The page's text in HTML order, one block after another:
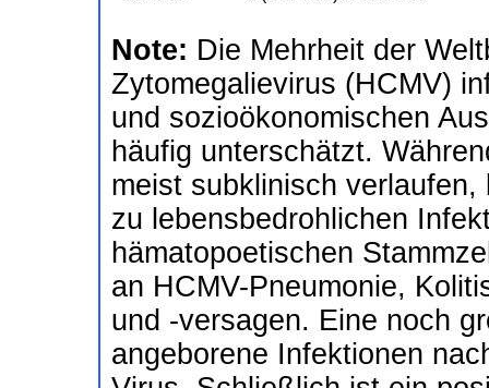
Note: Die Mehrheit der
Zytomegalievirus (HCMV)
und sozioökonomischen
häufig unterschätzt.
meist subklinisch
zu lebensbedrohlichen
hämatopoetischen
an HCMV-Pneumonie,
und -versagen. Eine noch
angeborene Infektionen